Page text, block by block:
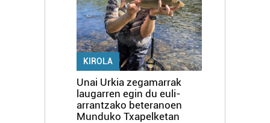
KIROLA
Unai Urkia zegamarrak
laugarren egin du euli-
arrantzako beteranoen
Munduko Txapelketan